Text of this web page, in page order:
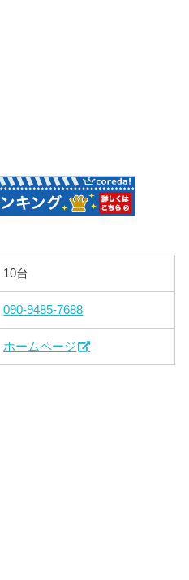
10台
090-9485-7688
ホームページ